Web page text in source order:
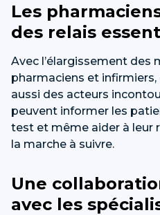
Les
des relais
Avec l’élargissement des
pharmaciens et
aussi des acteurs
peuvent informer les
test et même aider à leur
la marche à suivre.
Une
avec les